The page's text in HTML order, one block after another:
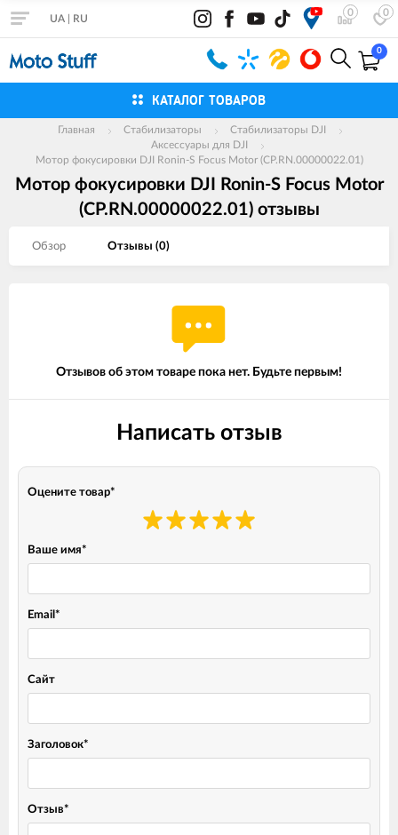
0 0
UA RU
0
КАТАЛОГ ТОВАРОВ
Главная Стабилизаторы
Стабилизаторы DJI
Аксессуары для DJI
Мотор фокусировки DJI Ronin-S Focus Motor (CP.RN.00000022.01)
Мотор фокусировки DJI Ronin-S Focus Motor
(CP.RN.00000022.01) отзывы
Обзор Отзывы (0)
Отзывов об этом товаре пока нет. Будьте первым!
Написать отзыв
Оцените товар*
Ваше имя*
Email *
Сайт
Заголовок*
Отзыв*